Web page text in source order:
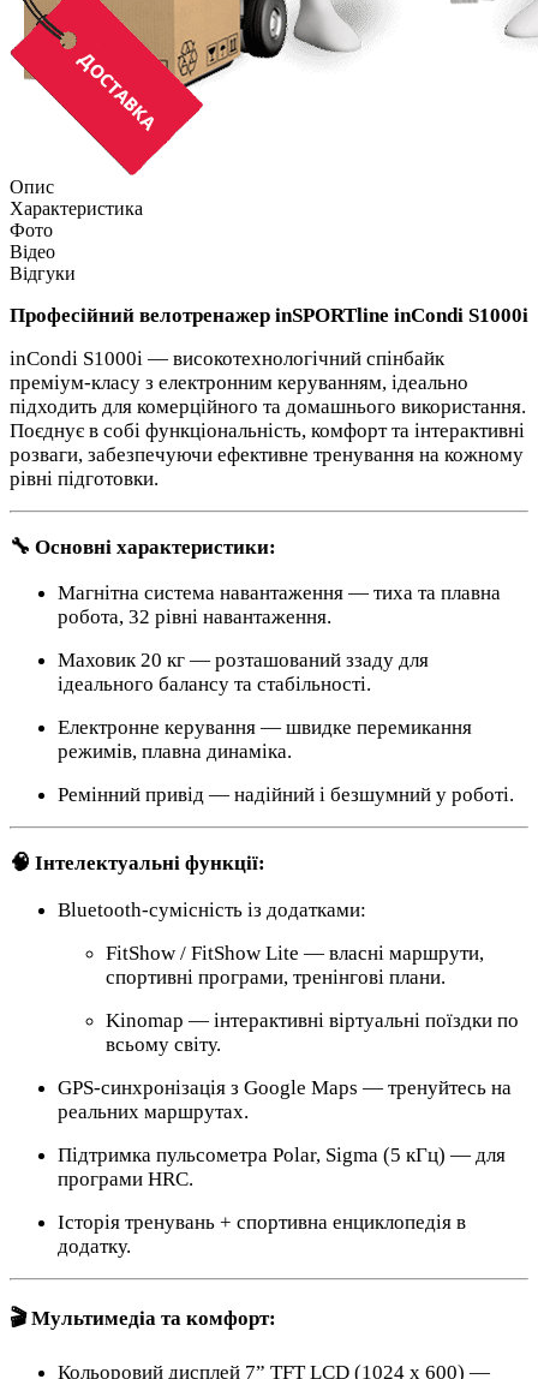
Опис
Характеристика
Фото
Відео
Відгуки
Професійний велотренажер inSPORTline inCondi S1000i
inCondi S1000i — високотехнологічний спінбайк
преміум-класу з електронним керуванням, ідеально
підходить для комерційного та домашнього використання.
Поєднує в собі функціональність, комфорт та інтерактивні
розваги, забезпечуючи ефективне тренування на кожному
рівні підготовки.
🔧 Основні характеристики:
Магнітна система навантаження — тиха та плавна
робота, 32 рівні навантаження.
Маховик 20 кг — розташований ззаду для
ідеального балансу та стабільності.
Електронне керування — швидке перемикання
режимів, плавна динаміка.
Ремінний привід — надійний і безшумний у роботі.
🧠 Інтелектуальні функції:
Bluetooth-сумісність із додатками:
FitShow / FitShow Lite — власні маршрути,
спортивні програми, тренінгові плани.
Kinomap — інтерактивні віртуальні поїздки по
всьому світу.
GPS-синхронізація з Google Maps — тренуйтесь на
реальних маршрутах.
Підтримка пульсометра Polar, Sigma (5 кГц) — для
програми HRC.
Історія тренувань + спортивна енциклопедія в
додатку.
🎬 Мультимедіа та комфорт:
Кольоровий дисплей 7” TFT LCD (1024 x 600) —